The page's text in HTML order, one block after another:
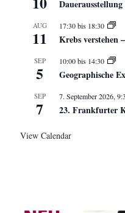
AUG
11
17:30bis 18:30
Krebs verstehen
SEP
5
10:00bis 14:30
Geographische
SEP
7
7. September 2026,
23. Frankfurter
View Calendar